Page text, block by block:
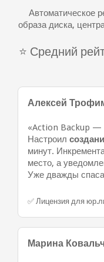
Автоматическое
образа диска,
⭐ Средний
Алексей
«Action Backup —
Настроил
минут.
место, а
Уже дважды
✅ Лицензия для
Марина